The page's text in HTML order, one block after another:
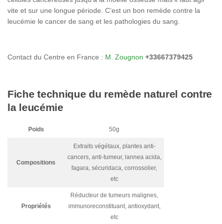
vite et sur une longue période. C’est un bon remède contre la
leucémie le cancer de sang et les pathologies du sang.
Contact du Centre en France : M. Zougnon +33667379425
Fiche technique du remède naturel contre
la leucémie
Poids 50g
Compositions
Extraits végétaux, plantes anti-
cancers, anti-tumeur, lannea acida,
fagara, sécuridaca, corrossolier,
etc
Propriétés
Réducteur de tumeurs malignes,
immunoreconstituant, antioxydant,
etc